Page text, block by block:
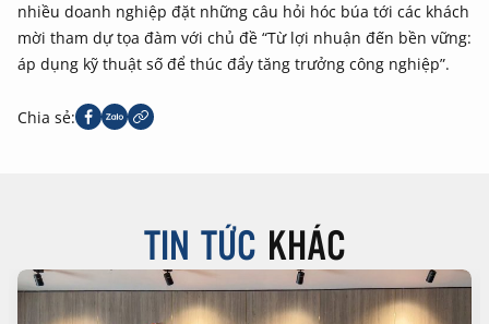
nhiều doanh nghiệp đặt những câu hỏi hóc búa tới các khách
mời tham dự tọa đàm với chủ đề “Từ lợi nhuận đến bền vững:
áp dụng kỹ thuật số để thúc đẩy tăng trưởng công nghiệp”.
Chia sẻ:
TIN TỨC KHÁC